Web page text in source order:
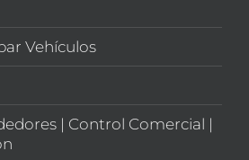
Vehículos
| Control Comercial |